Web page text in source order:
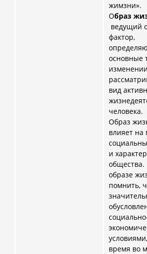
жимзни».
Образ
ведущий
фактор,
основные
вид
человека.
Образ
влияет на
и
общества.
образе
помнить,
время во